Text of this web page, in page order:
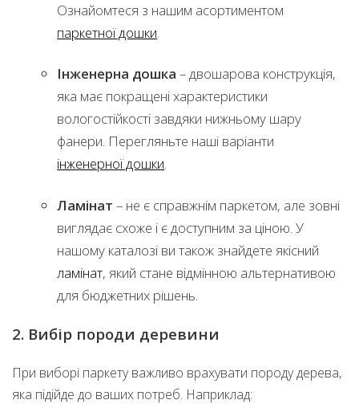
Ознайомтеся з нашим асортиментом
паркетної дошки.
Інженерна дошка – двошарова конструкція,
яка має покращені характеристики
вологостійкості завдяки нижньому шару
фанери. Перегляньте наші варіанти
інженерної дошки.
Ламінат – не є справжнім паркетом, але зовні
виглядає схоже і є доступним за ціною. У
нашому каталозі ви також знайдете якісний
ламінат, який стане відмінною альтернативою
для бюджетних рішень.
2. Вибір породи деревини
При виборі паркету важливо врахувати породу дерева,
яка підійде до ваших потреб. Наприклад: